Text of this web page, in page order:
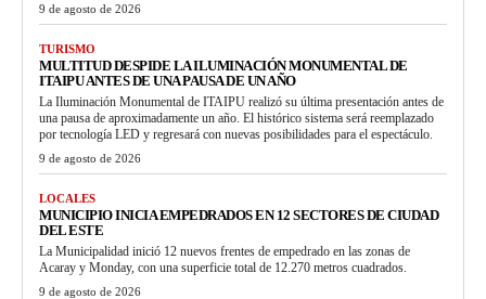
9 de agosto de 2026
TURISMO
MULTITUD DESPIDE LA ILUMINACIÓN MONUMENTAL DE
ITAIPU ANTES DE UNA PAUSA DE UN AÑO
La Iluminación Monumental de ITAIPU realizó su última presentación antes de
una pausa de aproximadamente un año. El histórico sistema será reemplazado
por tecnología LED y regresará con nuevas posibilidades para el espectáculo.
9 de agosto de 2026
LOCALES
MUNICIPIO INICIA EMPEDRADOS EN 12 SECTORES DE CIUDAD
DEL ESTE
La Municipalidad inició 12 nuevos frentes de empedrado en las zonas de
Acaray y Monday, con una superficie total de 12.270 metros cuadrados.
9 de agosto de 2026